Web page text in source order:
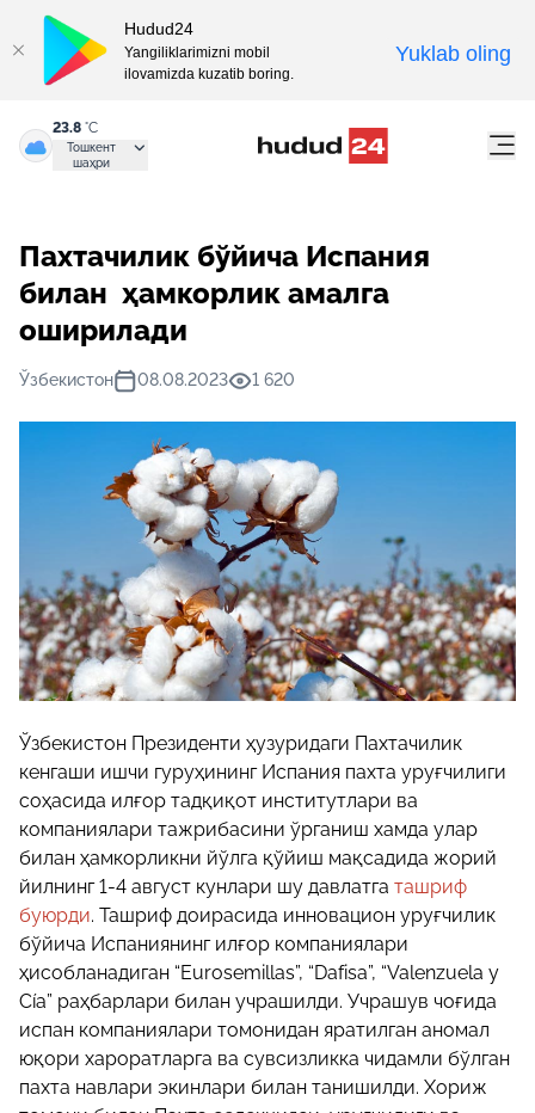
23.8 °C
Тошкент
шаҳри
Пахтачилик бўйича Испания
билан ҳамкорлик амалга
оширилади
Ўзбекистон 08.08.2023 1 620
Ўзбекистон Президенти ҳузуридаги Пахтачилик
кенгаши ишчи гуруҳининг Испания пахта уруғчилиги
соҳасида илғор тадқиқот институтлари ва
компаниялари тажрибасини ўрганиш хамда улар
билан ҳамкорликни йўлга қўйиш мақсадида жорий
йилнинг 1-4 август кунлари шу давлатга ташриф
буюрди. Ташриф доирасида инновацион уруғчилик
бўйича Испаниянинг илғор компаниялари
ҳисобланадиган “Eurosemillas”, “Dafisa”, “Valenzuela y
Cía” раҳбарлари билан учрашилди. Учрашув чоғида
испан компаниялари томонидан яратилган аномал
юқори хароратларга ва сувсизликка чидамли бўлган
пахта навлари экинлари билан танишилди. Хориж
Hudud24
Yangiliklarimizni mobil
ilovamizda kuzatib boring.
Yuklab oling